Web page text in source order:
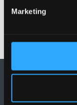
Marketing